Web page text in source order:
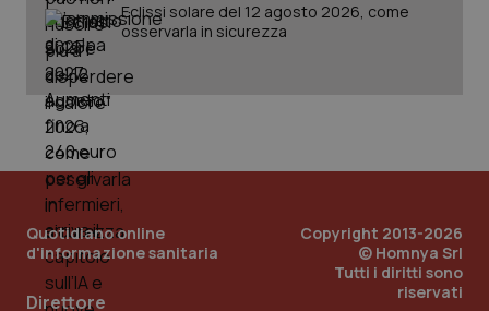
Eclissi solare del 12 agosto 2026, come
osservarla in sicurezza
Quotidiano online
d'informazione sanitaria
Direttore
Copyright 2013-2026
© Homnya Srl
Tutti i diritti sono
riservati